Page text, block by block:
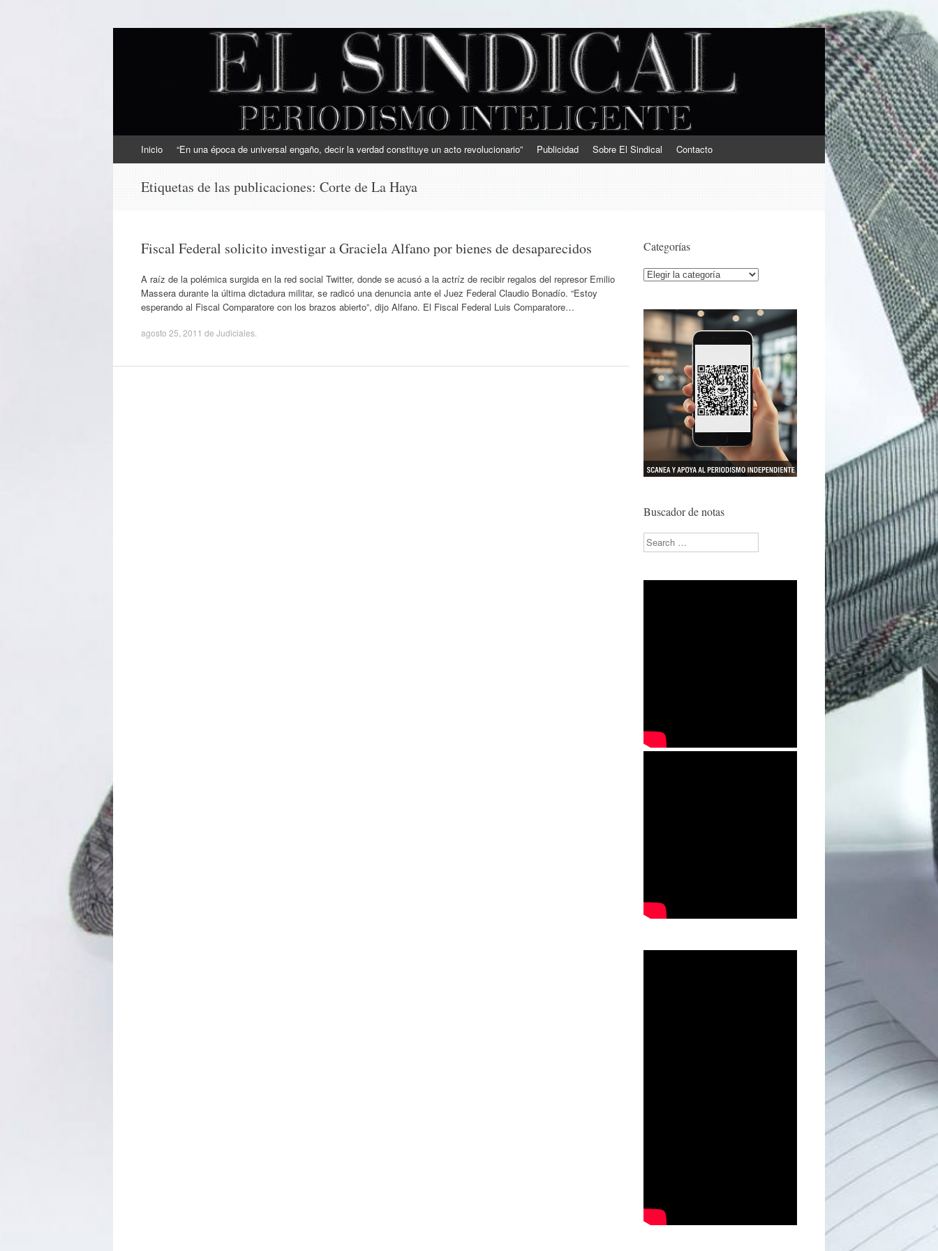
EL SINDICAL
Periodismo Inteligente
al
Inicio “En una época de universal engaño, decir la verdad constituye un acto revolucionario” Publicidad Sobre El Sindical Contacto
Etiquetas de las publicaciones: Corte de La Haya
Fiscal Federal solicito investigar a Graciela Alfano por bienes de desaparecidos
A raíz de la polémica surgida en la red social Twitter, donde se acusó a la actríz de recibir regalos del represor Emilio
Massera durante la última dictadura militar, se radicó una denuncia ante el Juez Federal Claudio Bonadío. “Estoy
esperando al Fiscal Comparatore con los brazos abierto”, dijo Alfano. El Fiscal Federal Luis Comparatore…
agosto 25, 2011 de Judiciales
Categorías
Categorías
Buscador de notas
Search